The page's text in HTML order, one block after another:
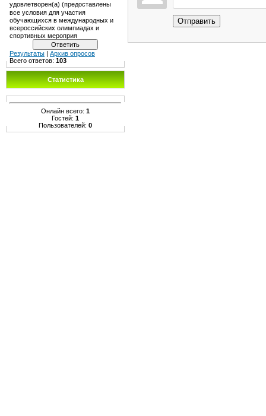
удовлетворен(а) (предоставлены
все условия для участия
обучающихся в международных и
всероссийских олимпиадах и
спортивных мероприя
Результаты
Архив опросов
Всего ответов: 103
Статистика
Онлайн всего: 1
Гостей: 1
Пользователей: 0
Отправить